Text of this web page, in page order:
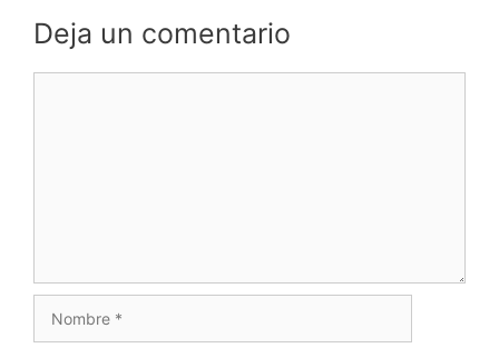
Deja un comentario